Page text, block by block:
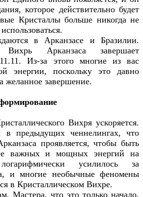
которое действительно будет
Кристаллы больше никогда не
в Арканзасе и Бразилии.
Вихрь Арканзаса завершает
Из-за этого многие из вас
энергии, поскольку это давно
желанное завершение.
Вихря ускоряется.
предыдущих ченнелингах, что
проявляется, чтобы быть
важных и мощных энергий на
усилилось за
и многие необычные феномены
в Кристаллическом Вихре.
что это только начало,